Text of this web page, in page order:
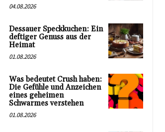
04.08.2026
Dessauer Speckkuchen: Ein
deftiger Genuss aus der
Heimat
01.08.2026
Was bedeutet Crush haben:
Die Gefühle und Anzeichen
eines geheimen
Schwarmes verstehen
01.08.2026